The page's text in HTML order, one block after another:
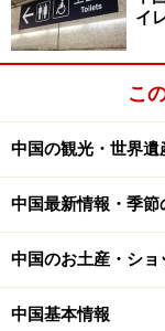
イ
こ
中国の観光・世界遺
中国最新情報・季節
中国のお土産・ショ
中国基本情報